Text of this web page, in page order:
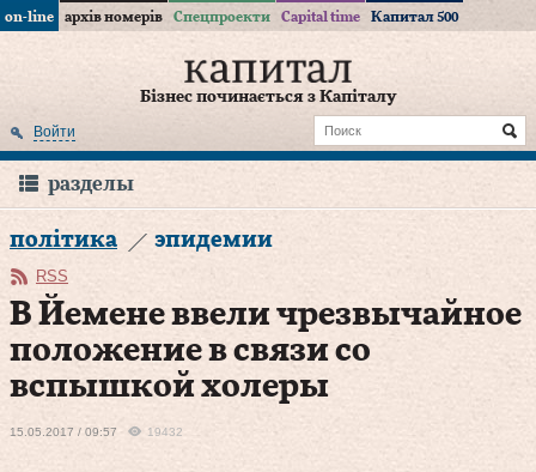
on-line архів номерів Спецпроекти Capital time Капитал 500
Бізнес починається з Капіталу
Войти
разделы
політика эпидемии
RSS
В Йемене ввели чрезвычайное
положение в связи со
вспышкой холеры
15.05.2017 / 09:57 19432